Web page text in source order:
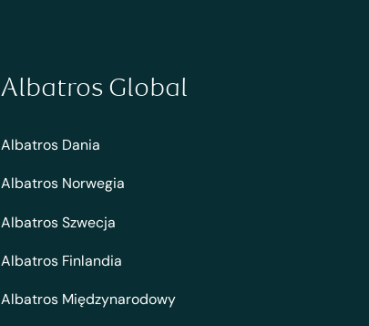
Albatros Global
Albatros Dania
Albatros Norwegia
Albatros Szwecja
Albatros Finlandia
Albatros Międzynarodowy